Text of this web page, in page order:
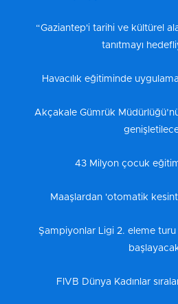
“Gaziantep'i tarihi ve kültürel
tanıtmayı
Havacılık eğitiminde
Akçakale Gümrük
43 Milyon çocuk
Maaşlardan 'otomatik
Şampiyonlar Ligi 2. eleme turu
FIVB Dünya Kadınlar